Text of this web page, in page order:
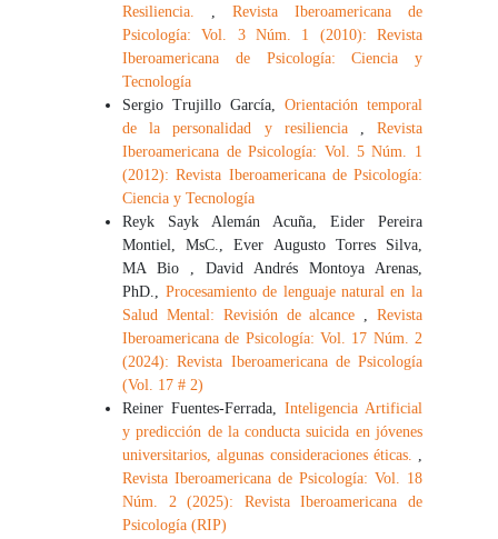
Resiliencia. ,Revista Iberoamericana de
Psicología: Vol. 3 Núm. 1 (2010): Revista
Iberoamericana de Psicología: Ciencia y
Tecnología
Sergio Trujillo García, Orientación temporal
de la personalidad y resiliencia , Revista
Iberoamericana de Psicología: Vol. 5 Núm. 1
(2012): Revista Iberoamericana de Psicología:
Ciencia y Tecnología
Reyk Sayk Alemán Acuña, Eider Pereira
Montiel, MsC., Ever Augusto Torres Silva,
MA Bio , David Andrés Montoya Arenas,
PhD., Procesamiento de lenguaje natural en la
Salud Mental: Revisión de alcance , Revista
Iberoamericana de Psicología: Vol. 17 Núm. 2
(2024): Revista Iberoamericana de Psicología
(Vol. 17 # 2)
Reiner Fuentes-Ferrada, Inteligencia Artificial
y predicción de la conducta suicida en jóvenes
universitarios, algunas consideraciones éticas. ,
Revista Iberoamericana de Psicología: Vol. 18
Núm. 2 (2025): Revista Iberoamericana de
Psicología (RIP)